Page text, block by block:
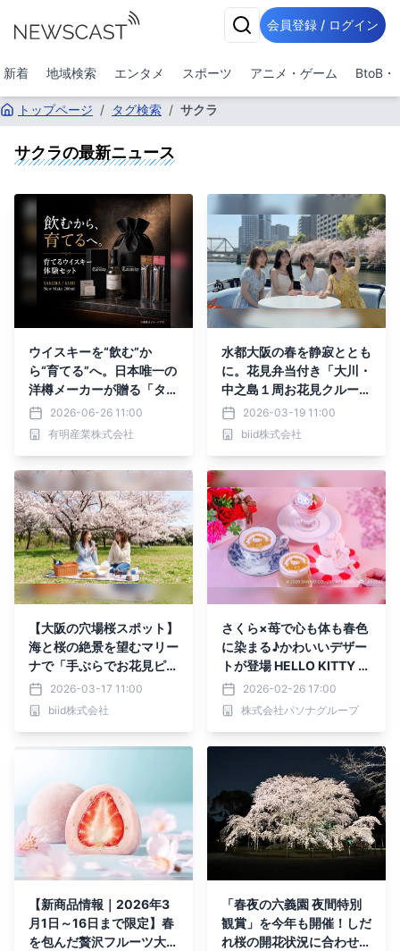
会員登録 / ログイン
新着 地域検索 エンタメ スポーツ アニメ・ゲーム BtoB・
トップページ / タグ検索 / サクラ
サクラの最新ニュース
ウイスキーを“飲む”か
ら“育てる”へ。日本唯一の
洋樽メーカーが贈る「タル
フレーバー＆ニューメイク
育てるウイスキー体験セッ
ト」が新登場。
2026-06-26 11:00
有明産業株式会社
水都大阪の春を静寂ととも
に。花見弁当付き「大川・
中之島１周お花見クルー
ズ」を3月28日より期間限
定運航！
2026-03-19 11:00
biid株式会社
【大阪の穴場桜スポット】
海と桜の絶景を望むマリー
ナで「手ぶらでお花見ピク
ニック」。期間限定プラン
を4月4日（土）より開
催！
2026-03-17 11:00
biid株式会社
さくら×苺で心も体も春色
に染まる♪かわいいデザー
トが登場 HELLO KITTY S
MILE 『春限定デザート』
3月14日より提供開始
2026-02-26 17:00
株式会社パソナグループ
【新商品情報｜2026年3
月1日～16日まで限定】春
を包んだ贅沢フルーツ大福
「春夜の六義園 夜間特別
観賞」を今年も開催！しだ
れ桜の開花状況に合わせ期